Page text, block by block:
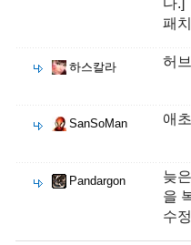
패
하스칼라 허
SanSoMan 애
Pandargon
늦
을
수